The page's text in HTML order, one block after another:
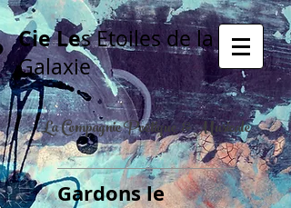
Cie Les Etoiles de la
Galaxie
La Compagnie Poétique & Musicale
Gardons le